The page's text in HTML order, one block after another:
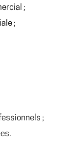
;
;
;